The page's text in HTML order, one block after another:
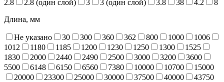
2.8
2.8 (один слой) 3 3 (один слой) 3.8 38 4.2
8
Длина, мм
Не указано 30 300 360 362 800 1000
1006
1012
1180 1185 1200 1230 1250 1300
1525
1830
2000 2440 2490 2500 3000 3200
3600
5500
6148 6150 6560 7380 10000 10700
15000
20000
23300 25000 30000 37500 40000
43750